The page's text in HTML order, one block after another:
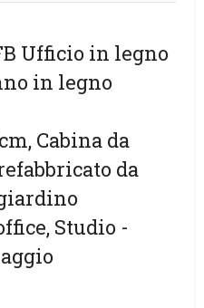
Ufficio in legno
in legno
Cabina da
da
Studio -